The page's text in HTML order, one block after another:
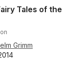
Tales of the
Grimm
antal röster: